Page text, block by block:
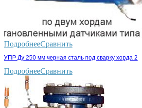
ПодробнееСравнить
УПР Ду 250 мм черная сталь под сварку хорда 2
ПодробнееСравнить